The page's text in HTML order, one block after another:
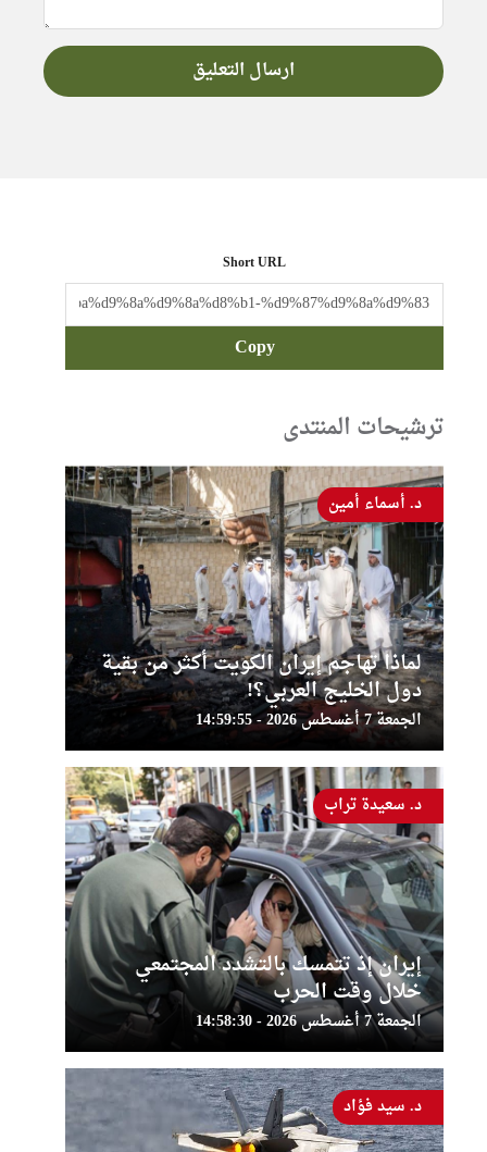
Short URL
Copy
ترشيحات المنتدى
لماذا تهاجم إيران الكويت أكثر من بقية
دول الخليج العربي؟!
الجمعة 7 أغسطس 2026 - 14:59:55
د. أسماء أمين
إيران إذ تتمسك بالتشدد المجتمعي
خلال وقت الحرب
الجمعة 7 أغسطس 2026 - 14:58:30
د. سعيدة تراب
د. سيد فؤاد